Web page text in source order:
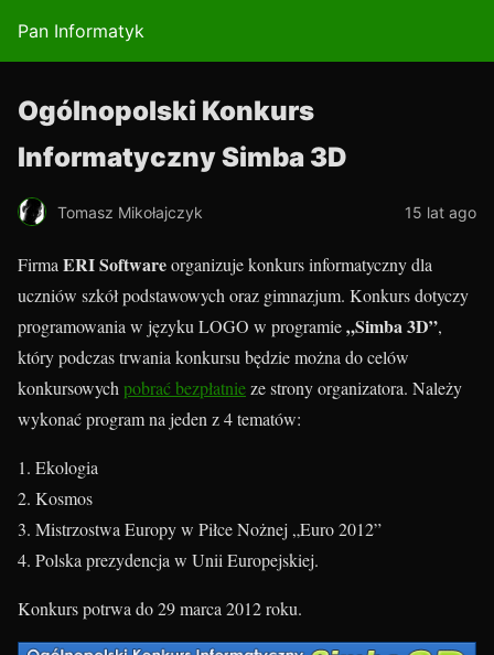
Pan Informatyk
Ogólnopolski Konkurs
Informatyczny Simba 3D
Tomasz Mikołajczyk 15 lat ago
Firma ERI Softwareorganizuje konkurs informatyczny dla
uczniów szkół podstawowych oraz gimnazjum. Konkurs dotyczy
programowania w języku LOGO w programie„Simba 3D”,
który podczas trwania konkursu będzie można do celów
konkursowych pobrać bezpłatnieze strony organizatora. Należy
wykonać program na jeden z 4 tematów:
Ekologia
Kosmos
Mistrzostwa Europy w Piłce Nożnej „Euro 2012”
Polska prezydencja w Unii Europejskiej.
Konkurs potrwa do 29 marca 2012 roku.